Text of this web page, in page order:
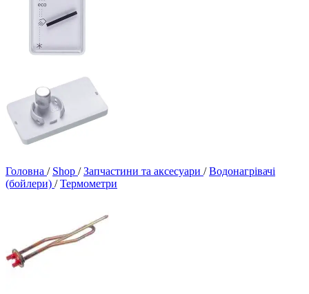
Головна / Shop / Запчастини та аксесуари / Водонагрівачі
(бойлери) / Термометри